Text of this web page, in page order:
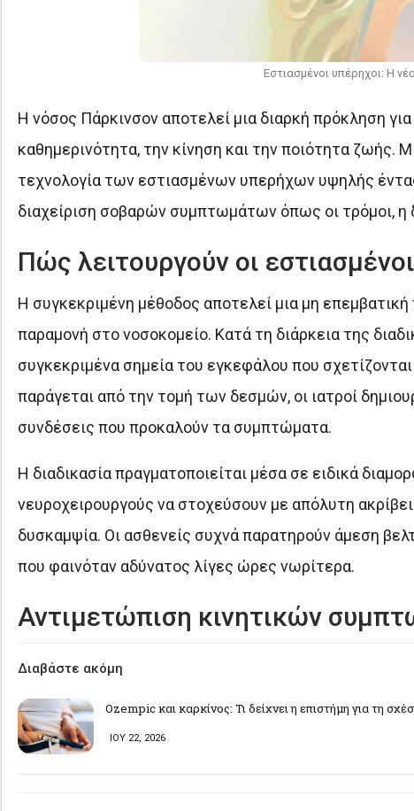
Εστιασμένοι υπέρηχοι: Η
Η νόσος Πάρκινσον αποτελεί μια διαρκή πρόκληση
καθημερινότητα, την κίνηση και την ποιότητα ζωής.
τεχνολογία των εστιασμένων υπερήχων υψηλής
διαχείριση σοβαρών συμπτωμάτων όπως οι τρόμοι, η
Πώς λειτουργούν οι
Η συγκεκριμένη μέθοδος αποτελεί μια μη
παραμονή στο νοσοκομείο. Κατά τη διάρκεια της
συγκεκριμένα σημεία του εγκεφάλου που
παράγεται από την τομή των δεσμών, οι ιατροί
συνδέσεις που προκαλούν τα συμπτώματα.
Η διαδικασία πραγματοποιείται μέσα σε ειδικά
νευροχειρουργούς να στοχεύσουν με απόλυτη
δυσκαμψία. Οι ασθενείς συχνά παρατηρούν άμεση
που φαινόταν αδύνατος λίγες ώρες νωρίτερα.
Αντιμετώπιση κινητικών
Διαβάστε ακόμη
Ozempic και καρκίνος: Τι δείχνει η επιστήμη για τη
ΙΟΥ 22, 2026